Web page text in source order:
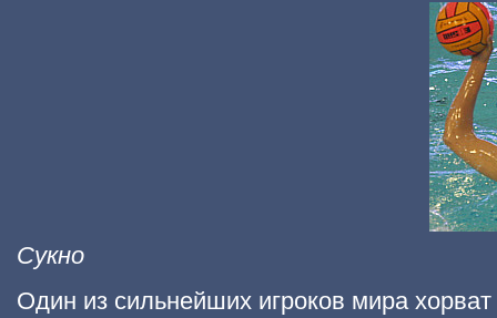
Сукно
Один из сильнейших игроков мира